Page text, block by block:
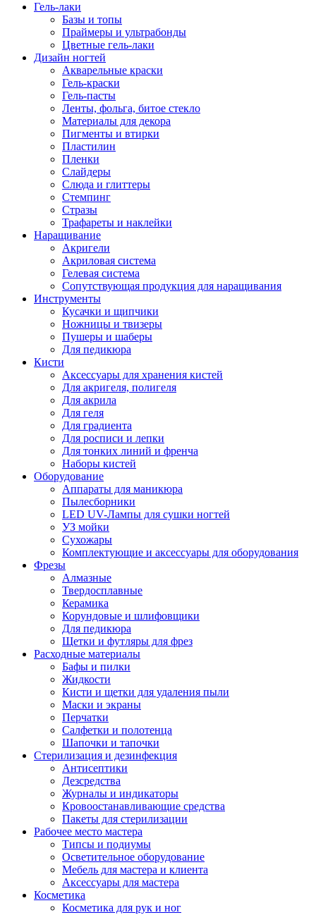
Гель-лаки
Базы и топы
Праймеры и ультрабонды
Цветные гель-лаки
Дизайн ногтей
Акварельные краски
Гель-краски
Гель-пасты
Ленты, фольга, битое стекло
Материалы для декора
Пигменты и втирки
Пластилин
Пленки
Слайдеры
Слюда и глиттеры
Стемпинг
Стразы
Трафареты и наклейки
Наращивание
Акригели
Акриловая система
Гелевая система
Сопутствующая продукция для наращивания
Инструменты
Кусачки и щипчики
Ножницы и твизеры
Пушеры и шаберы
Для педикюра
Кисти
Аксессуары для хранения кистей
Для акригеля, полигеля
Для акрила
Для геля
Для градиента
Для росписи и лепки
Для тонких линий и френча
Наборы кистей
Оборудование
Аппараты для маникюра
Пылесборники
LED UV-Лампы для сушки ногтей
УЗ мойки
Сухожары
Комплектующие и аксессуары для оборудования
Фрезы
Алмазные
Твердосплавные
Керамика
Корундовые и шлифовщики
Для педикюра
Щетки и футляры для фрез
Расходные материалы
Бафы и пилки
Жидкости
Кисти и щетки для удаления пыли
Маски и экраны
Перчатки
Салфетки и полотенца
Шапочки и тапочки
Стерилизация и дезинфекция
Антисептики
Дезсредства
Журналы и индикаторы
Кровоостанавливающие средства
Пакеты для стерилизации
Рабочее место мастера
Типсы и подиумы
Осветительное оборудование
Мебель для мастера и клиента
Аксессуары для мастера
Косметика
Косметика для рук и ног